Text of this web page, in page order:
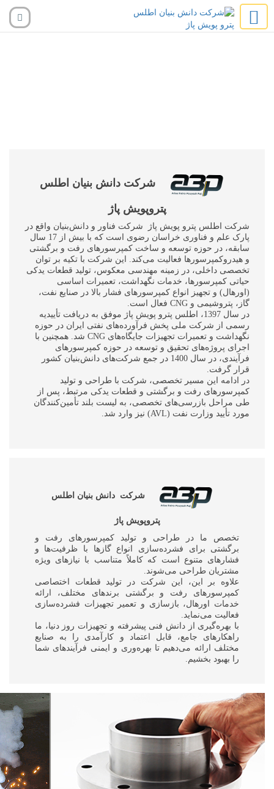
شرکت دانش بنیان اطلس
پتروپویش پاژ
شرکت اطلس پترو پویش پاژ شرکت فناور و دانش‌بنیان واقع در
پارک علم و فناوری خراسان رضوی است که با بیش از 17 سال
سابقه، در حوزه توسعه و ساخت کمپرسورهای رفت و برگشتی
و هیدروکمپرسورها فعالیت می‌کند. این شرکت با تکیه بر توان
تخصصی داخلی، در زمینه مهندسی معکوس، تولید قطعات یدکی
حیاتی کمپرسورها، خدمات نگهداشت، تعمیرات اساسی
(اورهال) و تجهیز انواع کمپرسورهای فشار بالا در صنایع نفت،
گاز، پتروشیمی و CNG فعال است.
در سال 1397، اطلس پترو پویش پاژ موفق به دریافت تأییدیه
رسمی از شرکت ملی پخش فرآورده‌های نفتی ایران در حوزه
نگهداشت و تعمیرات تجهیزات جایگاه‌های CNG شد. همچنین با
اجرای پروژه‌های تحقیق و توسعه در حوزه کمپرسورهای
فرآیندی، در سال 1400 در جمع شرکت‌های دانش‌بنیان کشور
قرار گرفت.
در ادامه این مسیر تخصصی، شرکت با طراحی و تولید
کمپرسورهای رفت و برگشتی و قطعات یدکی مرتبط، پس از
طی مراحل بازرسی‌های تخصصی، به لیست بلند تأمین‌کنندگان
مورد تأیید وزارت نفت (AVL) نیز وارد شد.
شرکت دانش بنیان اطلس
پتروپویش پاژ
تخصص ما در طراحی و تولید کمپرسورهای رفت و
برگشتی برای فشرده‌سازی انواع گازها با ظرفیت‌ها و
فشارهای متنوع است که کاملاً متناسب با نیازهای ویژه
مشتریان طراحی می‌شوند.
علاوه بر این، این شرکت در تولید قطعات اختصاصی
کمپرسورهای رفت و برگشتی برندهای مختلف، ارائه
خدمات اورهال، بازسازی و تعمیر تجهیزات فشرده‌سازی
فعالیت می‌نماید.
با بهره‌گیری از دانش فنی پیشرفته و تجهیزات روز دنیا، ما
راهکارهای جامع، قابل اعتماد و کارآمدی را به صنایع
مختلف ارائه می‌دهیم تا بهره‌وری و ایمنی فرآیندهای شما
را بهبود بخشیم.